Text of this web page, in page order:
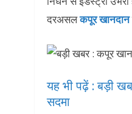
दरअसलकपूर खानदान
यह भी पढ़ें : बड़ी
सदमा